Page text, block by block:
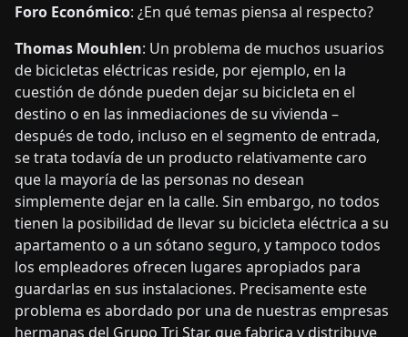
Foro Económico: ¿En qué temas piensa al respecto?
Thomas Mouhlen: Un problema de muchos usuarios
de bicicletas eléctricas reside, por ejemplo, en la
cuestión de dónde pueden dejar su bicicleta en el
destino o en las inmediaciones de su vivienda –
después de todo, incluso en el segmento de entrada,
se trata todavía de un producto relativamente caro
que la mayoría de las personas no desean
simplemente dejar en la calle. Sin embargo, no todos
tienen la posibilidad de llevar su bicicleta eléctrica a su
apartamento o a un sótano seguro, y tampoco todos
los empleadores ofrecen lugares apropiados para
guardarlas en sus instalaciones. Precisamente este
problema es abordado por una de nuestras empresas
hermanas del Grupo Tri Star, que fabrica y distribuye